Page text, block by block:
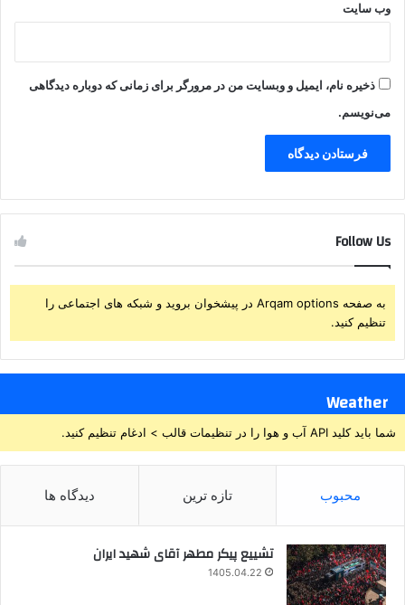
وب‌ سایت
ذخیره نام، ایمیل و وبسایت من در مرورگر برای زمانی که دوباره دیدگاهی
می‌نویسم.
Follow Us
به صفحه Arqam options در پیشخوان بروید و شبکه های اجتماعی را
تنظیم کنید.
Weather
شما باید کلید API آب و هوا را در تنظیمات قالب > ادغام تنظیم کنید.
محبوب تازه ترین دیدگاه ها
تشییع پیکر مطهر آقای شهید ایران
1405.04.22